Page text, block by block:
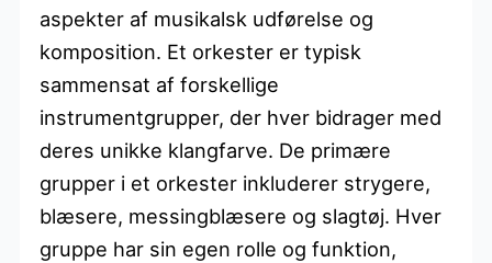
aspekter af musikalsk udførelse og
komposition. Et orkester er typisk
sammensat af forskellige
instrumentgrupper, der hver bidrager med
deres unikke klangfarve. De primære
grupper i et orkester inkluderer strygere,
blæsere, messingblæsere og slagtøj. Hver
gruppe har sin egen rolle og funktion,